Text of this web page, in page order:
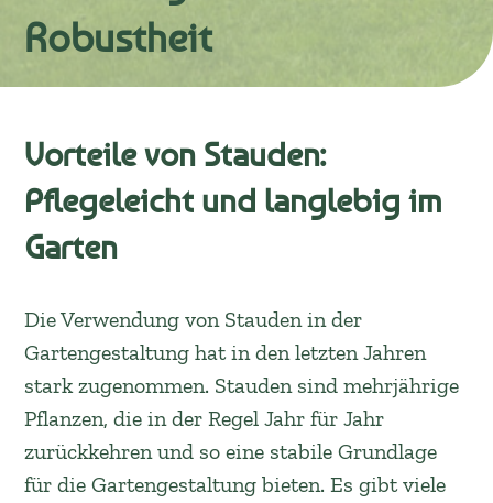
Robustheit
Vorteile von Stauden:
Pflegeleicht und langlebig im
Garten
Die Verwendung von Stauden in der
Gartengestaltung hat in den letzten Jahren
stark zugenommen. Stauden sind mehrjährige
Pflanzen, die in der Regel Jahr für Jahr
zurückkehren und so eine stabile Grundlage
für die Gartengestaltung bieten. Es gibt viele